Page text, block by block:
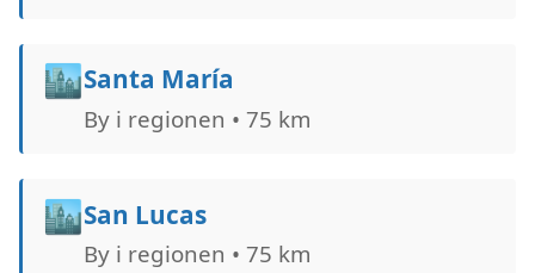
🏙️Santa María
By i regionen • 75 km
🏙️San Lucas
By i regionen • 75 km